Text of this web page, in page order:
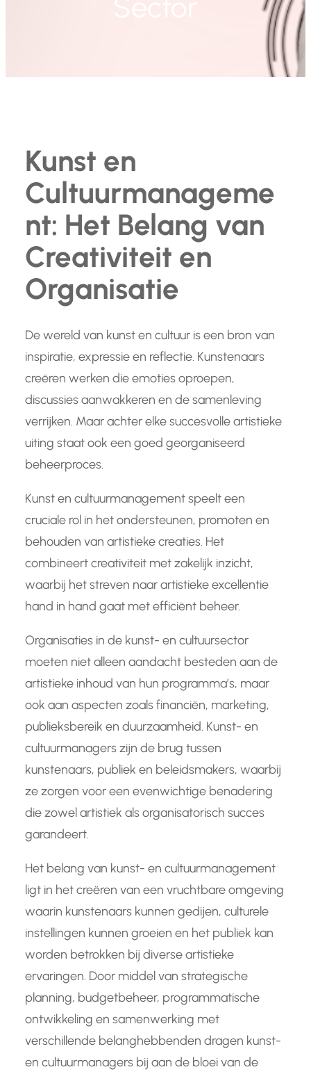
Kunst en
Cultuurmanageme
nt: Het Belang van
Creativiteit en
Organisatie
De wereld van kunst en cultuur is een bron van
inspiratie, expressie en reflectie. Kunstenaars
creëren werken die emoties oproepen,
discussies aanwakkeren en de samenleving
verrijken. Maar achter elke succesvolle artistieke
uiting staat ook een goed georganiseerd
beheerproces.
Kunst en cultuurmanagement speelt een
cruciale rol in het ondersteunen, promoten en
behouden van artistieke creaties. Het
combineert creativiteit met zakelijk inzicht,
waarbij het streven naar artistieke excellentie
hand in hand gaat met efficiënt beheer.
Organisaties in de kunst- en cultuursector
moeten niet alleen aandacht besteden aan de
artistieke inhoud van hun programma’s, maar
ook aan aspecten zoals financiën, marketing,
publieksbereik en duurzaamheid. Kunst- en
cultuurmanagers zijn de brug tussen
kunstenaars, publiek en beleidsmakers, waarbij
ze zorgen voor een evenwichtige benadering
die zowel artistiek als organisatorisch succes
garandeert.
Het belang van kunst- en cultuurmanagement
ligt in het creëren van een vruchtbare omgeving
waarin kunstenaars kunnen gedijen, culturele
instellingen kunnen groeien en het publiek kan
worden betrokken bij diverse artistieke
ervaringen. Door middel van strategische
planning, budgetbeheer, programmatische
ontwikkeling en samenwerking met
verschillende belanghebbenden dragen kunst-
en cultuurmanagers bij aan de bloei van de